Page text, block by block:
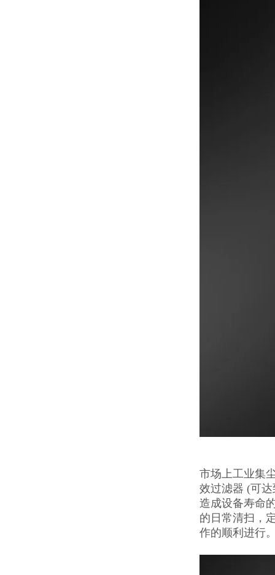
市场上工业集
效过滤器 (可
造成设备寿命
的日常清扫，
作的顺利进行